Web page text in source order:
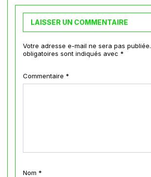
LAISSER UN COMMENTAIRE
Votre adresse e-mail ne sera pas publiée.
obligatoires sont indiqués avec *
Commentaire *
Nom *